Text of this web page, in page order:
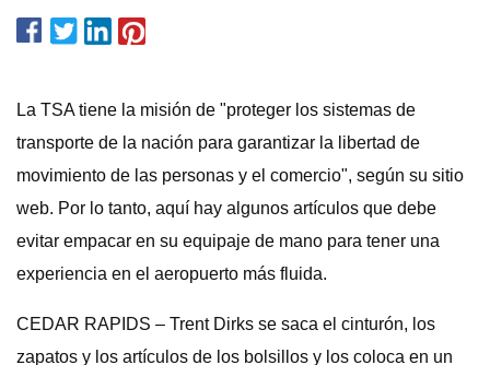
La TSA tiene la misión de "proteger los sistemas de
transporte de la nación para garantizar la libertad de
movimiento de las personas y el comercio", según su sitio
web. Por lo tanto, aquí hay algunos artículos que debe
evitar empacar en su equipaje de mano para tener una
experiencia en el aeropuerto más fluida.
CEDAR RAPIDS – Trent Dirks se saca el cinturón, los
zapatos y los artículos de los bolsillos y los coloca en un